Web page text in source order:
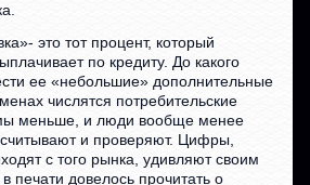
это тот процент, который
по кредиту. До какого
ее «небольшие» дополнительные
числятся потребительские
меньше, и люди вообще менее
и проверяют. Цифры,
с того рынка, удивляют своим
печати довелось прочитать о